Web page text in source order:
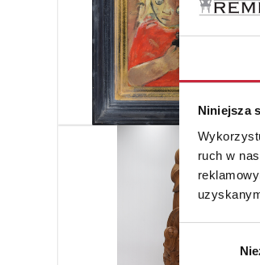
Niniejsza
ruch w
Wybór